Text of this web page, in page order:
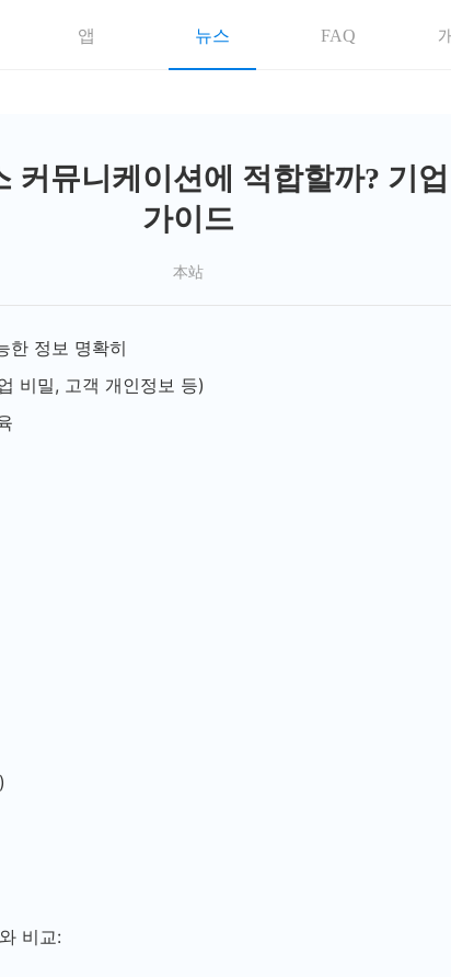
앱 뉴스 FAQ
커뮤니케이션에 적합할까? 기
가이드
本站
한 정보 명확히
비밀, 고객 개인정보 등)
비교: